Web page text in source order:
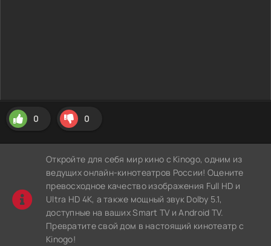
0 0
Откройте для себя мир кино с Kinogo, одним из
ведущих онлайн-кинотеатров России! Оцените
превосходное качество изображения Full HD и
Ultra HD 4K, а также мощный звук Dolby 5.1,
доступные на ваших Smart TV и Android TV.
Превратите свой дом в настоящий кинотеатр с
Kinogo!